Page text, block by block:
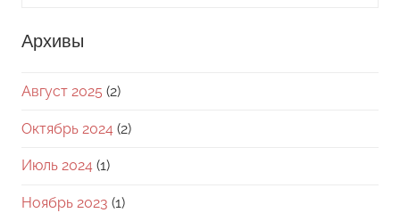
Архивы
Август 2025 (2)
Октябрь 2024 (2)
Июль 2024 (1)
Ноябрь 2023 (1)